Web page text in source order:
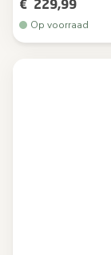
€ 229,99
Op voorraad